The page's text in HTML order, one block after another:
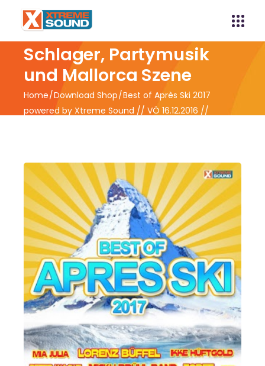
Xtreme Sound -
Schlager, Partymusik
und Mallorca Szene
Home Download Shop Best of Après Ski 2017
powered by Xtreme Sound // VÖ 16.12.2016 //